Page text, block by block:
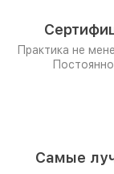
Практика не
Самые